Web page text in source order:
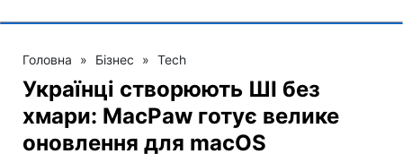
Головна » Бізнес » Tech
Українці створюють ШІ без
хмари: MacPaw готує велике
оновлення для macOS